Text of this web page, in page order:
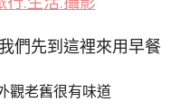
們先到這裡來用早餐
觀老舊很有味道